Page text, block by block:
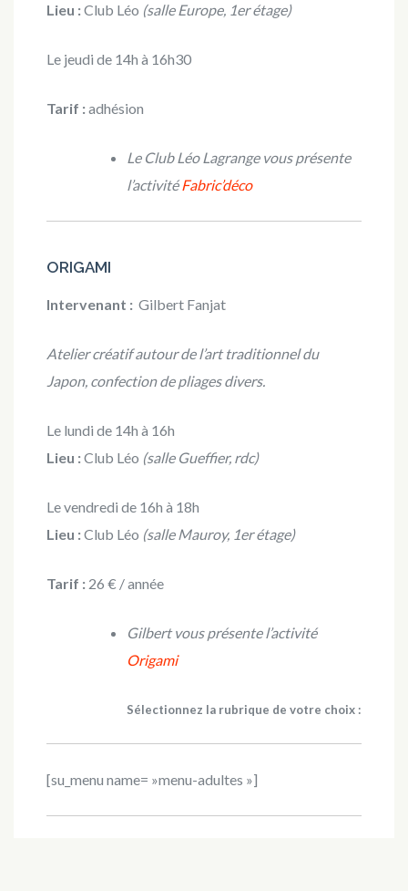
Lieu :Club Léo (salle Europe, 1er étage)
Le jeudi de 14h à 16h30
Tarif :adhésion
Le Club Léo Lagrange vous présente
l’activitéFabric’déco
ORIGAMI
Intervenant : Gilbert Fanjat
Atelier créatif autour de l’art traditionnel du
Japon, confection de pliages divers.
Le lundi de 14h à 16h
Lieu :Club Léo (salle Gueffier, rdc)
Le vendredi de 16h à 18h
Lieu :Club Léo (salle Mauroy, 1er étage)
Tarif : 26 € / année
Gilbert vous présente l’activité
Origami
Sélectionnez la rubrique de votre choix :
[su_menu name= »menu-adultes »]